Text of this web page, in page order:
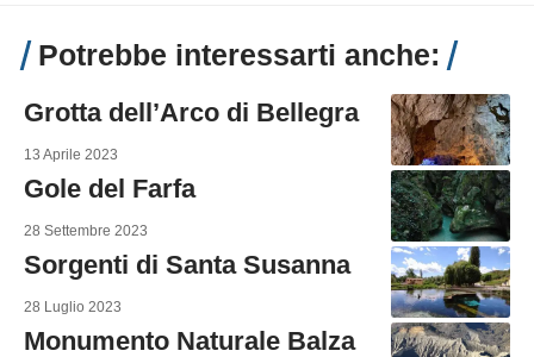
Potrebbe interessarti anche:
Grotta dell’Arco di Bellegra
13 Aprile 2023
Gole del Farfa
28 Settembre 2023
Sorgenti di Santa Susanna
28 Luglio 2023
Monumento Naturale Balza